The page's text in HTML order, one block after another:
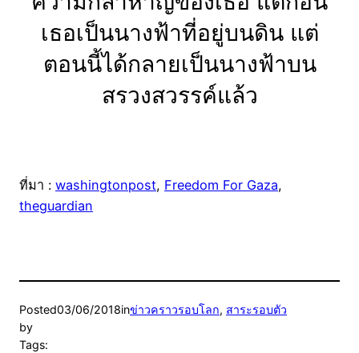
เธอเป็นนางฟ้าที่อยู่บนดิน แต่
ตอนนี้ได้กลายเป็นนางฟ้าบน
สรวงสวรรค์แล้ว
ที่มา : washingtonpost, Freedom For Gaza,
theguardian
Posted03/06/2018inข่าวคราวรอบโลก, สาระรอบตัว
by
Tags: